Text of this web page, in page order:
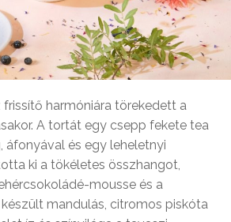
harmóniára törekedett a
A tortát egy csepp fekete tea
áfonyával és egy leheletnyi
ki a tökéletes összhangot,
mousse és a
mandulás, citromos piskóta